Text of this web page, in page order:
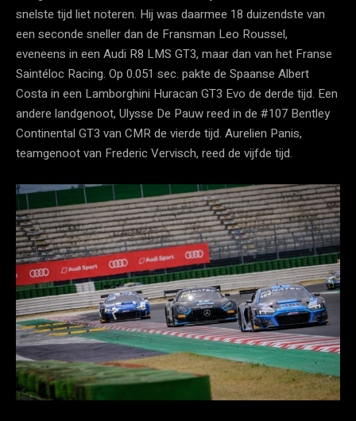
snelste tijd liet noteren. Hij was daarmee 18 duizendste van
een seconde sneller dan de Fransman Leo Roussel,
eveneens in een Audi R8 LMS GT3, maar dan van het Franse
Saintéloc Racing. Op 0.051 sec. pakte de Spaanse Albert
Costa in een Lamborghini Huracan GT3 Evo de derde tijd. Een
andere landgenoot, Ulysse De Pauw reed in de #107 Bentley
Continental GT3 van CMR de vierde tijd. Aurelien Panis,
teamgenoot van Frederic Vervisch, reed de vijfde tijd.